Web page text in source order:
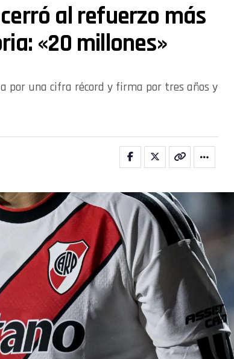
al refuerzo más
«20 millones»
por una cifra récord y firma por tres años y